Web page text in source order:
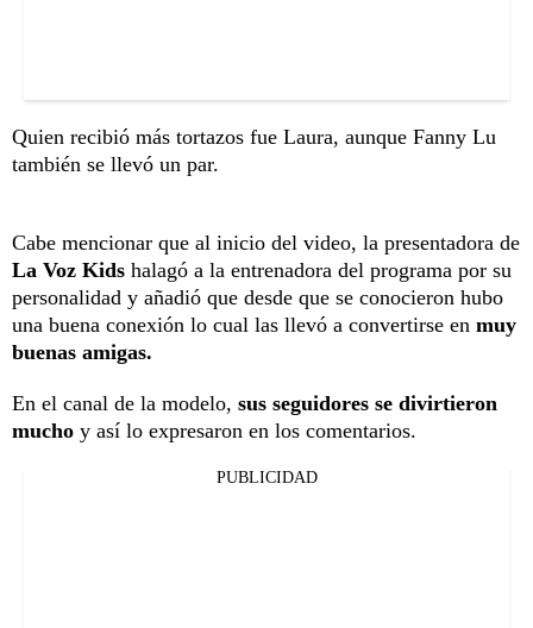
Quien recibió más tortazos fue Laura, aunque Fanny Lu
también se llevó un par.
Cabe mencionar que al inicio del video, la presentadora de
La Voz Kids halagó a la entrenadora del programa por su
personalidad y añadió que desde que se conocieron hubo
una buena conexión lo cual las llevó a convertirse en muy
buenas amigas.
En el canal de la modelo, sus seguidores se divirtieron
mucho y así lo expresaron en los comentarios.
PUBLICIDAD